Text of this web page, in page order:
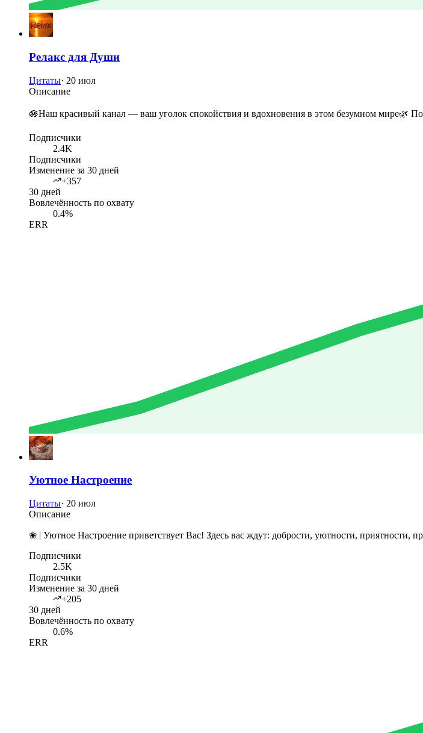
Релакс для Души
Цитаты· 20 июл
Описание
🪷Наш красивый канал — ваш уголок спокойствия и вдохновения в этом безумном мире🌿
Подписчики
2.4K
Подписчики
Изменение за 30 дней
+357
30 дней
Вовлечённость по охвату
0.4%
ERR
Уютное Настроение
Цитаты· 20 июл
Описание
❀ | Уютное Настроение приветствует Вас! Здесь вас ждут: добрости, уютности, приятности,
Подписчики
2.5K
Подписчики
Изменение за 30 дней
+205
30 дней
Вовлечённость по охвату
0.6%
ERR